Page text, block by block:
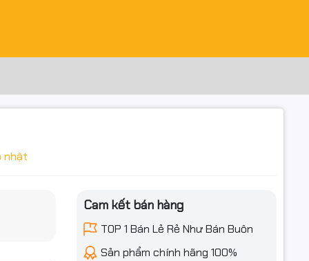
nhật
Cam kết bán hàng
TOP 1 Bán Lẻ Rẻ Như Bán Buôn
Sản phẩm chính hãng 100%
ưu đãi